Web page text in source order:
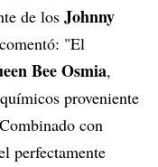
de los Johnny
"El
Bee Osmia,
proveniente
con
perfectamente